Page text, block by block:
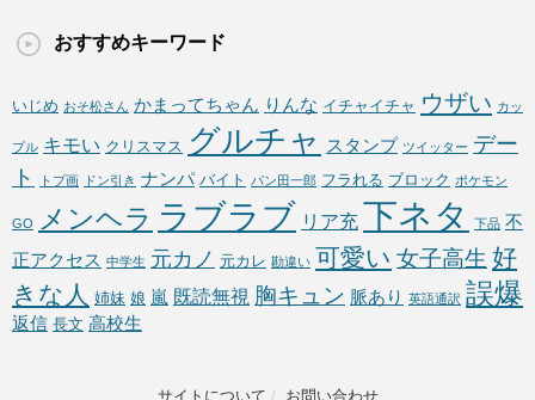
おすすめキーワード
いじめ おそ松さん かまってちゃん りんな イチャイチャ ウザい カッ
プル キモい クリスマス グルチャ スタンプ ツイッター デー
ト
トプ画 ドン引き ナンパ バイト パン田一郎 フラれる ブロック ポケモン
GO メンヘラ ラブラブ リア充 下ネタ 下品 不
正アクセス 中学生 元カノ 元カレ 勘違い 可愛い 女子高生 好
きな人 姉妹 娘 嵐 既読無視 胸キュン 脈あり 英語通訳 誤爆
返信 長文 高校生
サイトについて / お問い合わせ